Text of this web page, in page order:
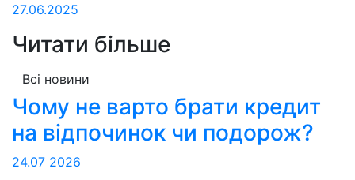
27.06.2025
Читати більше
Всі новини
Чому не варто брати кредит
на відпочинок чи подорож?
24.07 2026